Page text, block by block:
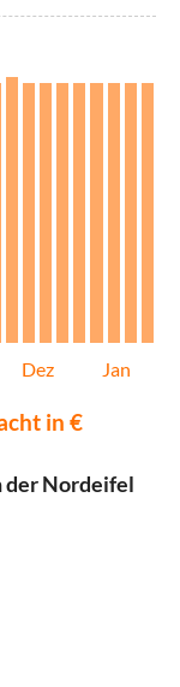
Dez Jan
in €
der Nordeifel